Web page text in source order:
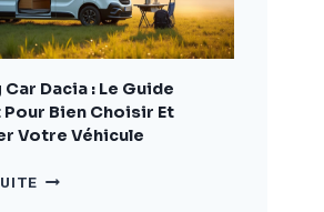
Dacia : Le Guide
Bien Choisir Et
Votre Véhicule
CAMPING